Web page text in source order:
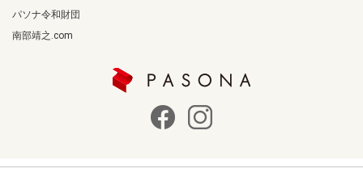
パソナ令和財団
南部靖之.com